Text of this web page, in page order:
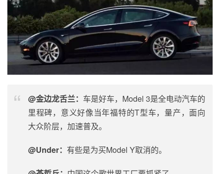
@金边龙舌兰： 车是好车，Model 3是全电动汽车的
里程碑，意义好像当年福特的T型车，量产，面向
大众阶层，加速普及。
@Under： 有些是为买Model Y取消的。